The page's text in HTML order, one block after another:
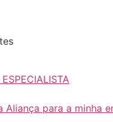
Aliança para a minha